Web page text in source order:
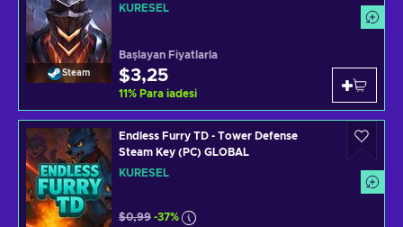
Steam
KÜRESEL
Başlayan Fiyatlarla
$3,25
11% Para iadesi
Endless Furry TD - Tower Defense
Steam Key (PC) GLOBAL
KÜRESEL
$0,99 -37%